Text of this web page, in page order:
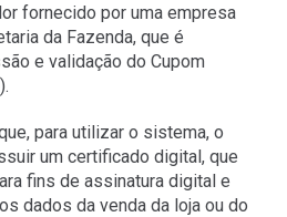
fornecido por uma empresa
da Fazenda, que é
e validação do Cupom
para utilizar o sistema, o
um certificado digital, que
fins de assinatura digital e
dados da venda da loja ou do